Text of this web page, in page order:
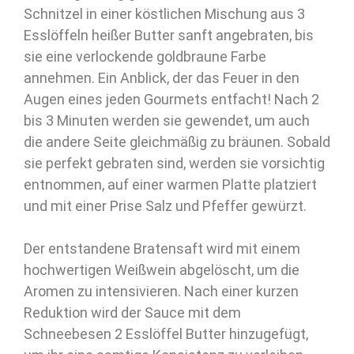
Schnitzel in einer köstlichen Mischung aus 3
Esslöffeln heißer Butter sanft angebraten, bis
sie eine verlockende goldbraune Farbe
annehmen. Ein Anblick, der das Feuer in den
Augen eines jeden Gourmets entfacht! Nach 2
bis 3 Minuten werden sie gewendet, um auch
die andere Seite gleichmäßig zu bräunen. Sobald
sie perfekt gebraten sind, werden sie vorsichtig
entnommen, auf einer warmen Platte platziert
und mit einer Prise Salz und Pfeffer gewürzt.
Der entstandene Bratensaft wird mit einem
hochwertigen Weißwein abgelöscht, um die
Aromen zu intensivieren. Nach einer kurzen
Reduktion wird der Sauce mit dem
Schneebesen 2 Esslöffel Butter hinzugefügt,